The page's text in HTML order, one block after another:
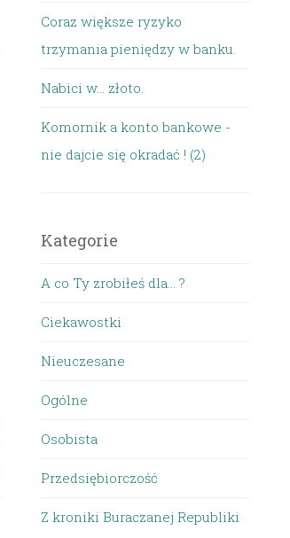
Coraz większe ryzyko
trzymania pieniędzy w banku.
Nabici w... złoto.
Komornik a konto bankowe -
nie dajcie się okradać ! (2)
Kategorie
A co Ty zrobiłeś dla… ?
Ciekawostki
Nieuczesane
Ogólne
Osobista
Przedsiębiorczość
Z kroniki Buraczanej Republiki